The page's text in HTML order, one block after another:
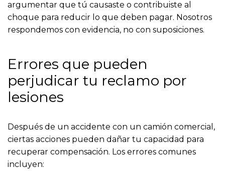
argumentar que tú causaste o contribuiste al
choque para reducir lo que deben pagar. Nosotros
respondemos con evidencia, no con suposiciones.
Errores que pueden
perjudicar tu reclamo por
lesiones
Después de un accidente con un camión comercial,
ciertas acciones pueden dañar tu capacidad para
recuperar compensación. Los errores comunes
incluyen: